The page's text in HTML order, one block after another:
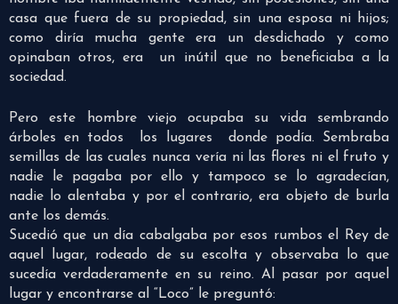
casa que fuera de su propiedad, sin una esposa ni hijos;
como diría mucha gente era un desdichado y como
opinaban otros, era un inútil que no beneficiaba a la
sociedad.
Pero este hombre viejo ocupaba su vida sembrando
árboles en todos los lugares donde podía. Sembraba
semillas de las cuales nunca vería ni las flores ni el fruto y
nadie le pagaba por ello y tampoco se lo agradecían,
nadie lo alentaba y por el contrario, era objeto de burla
ante los demás.
Sucedió que un día cabalgaba por esos rumbos el Rey de
aquel lugar, rodeado de su escolta y observaba lo que
sucedía verdaderamente en su reino. Al pasar por aquel
lugar y encontrarse al “Loco” le preguntó: